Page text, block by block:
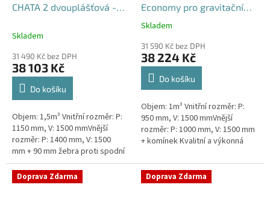
CHATA 2 dvouplášťová -
Skladem
31 490 Kč bez DPH
38 103 Kč
Do košíku
Objem: 1,5m³ Vnitřní rozměr: P:
1150 mm, V: 1500 mmVnější
rozměr: P: 1400 mm, V: 1500
mm + 90 mm žebra proti spodní
vodě + komínek Průměr 1150
mm, vnější průměr 1400 mm,...
Economy pro gravitační
kanalizace samonosná -
Průměrné
produktu
je
5,0
hvězdiček.
Skladem
31 590 Kč bez DPH
38 224 Kč
Do košíku
Objem: 1m³ Vnitřní rozměr: P:
950 mm, V: 1500 mmVnější
rozměr: P: 1000 mm, V: 1500 mm
+ komínek Kvalitní a výkonná
chalupám a rodinným domům...
Doprava Zdarma Doprava Zdarma